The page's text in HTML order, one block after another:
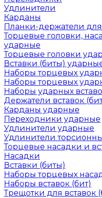
Удлинители
Карданы
Планки-держатели для
Торцевые головки,
ударные
Торцевые головки
Вставки (биты)
Наборы торцевых
Наборы торцевых
Наборы ударных
Держатели вставок
Карданы ударные
Переходники ударные
Удлинители ударные
Удлинители
Торцевые насадки и
Насадки
Вставки (биты)
Наборы торцевых
Наборы вставок (бит)
Трещотки для вставок